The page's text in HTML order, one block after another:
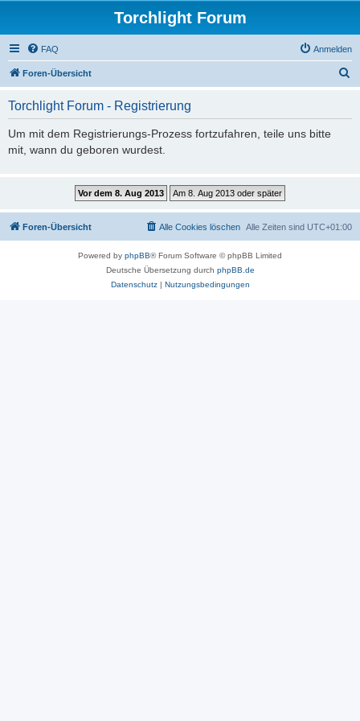
Torchlight Forum
FAQ Anmelden
Foren-Übersicht
Torchlight Forum - Registrierung
Um mit dem Registrierungs-Prozess fortzufahren, teile uns bitte
mit, wann du geboren wurdest.
Foren-Übersicht Alle Zeiten sind UTC+01:00
Alle Cookies löschen
Powered by phpBB® Forum Software © phpBB Limited
Deutsche Übersetzung durch phpBB.de
Datenschutz| Nutzungsbedingungen